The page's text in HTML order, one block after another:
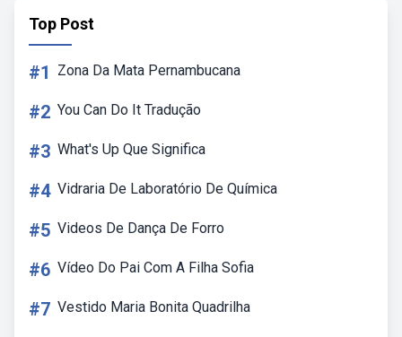
Top Post
#1 Zona Da Mata Pernambucana
#2 You Can Do It Tradução
#3 What's Up Que Significa
#4 Vidraria De Laboratório De Química
#5 Videos De Dança De Forro
#6 Vídeo Do Pai Com A Filha Sofia
#7 Vestido Maria Bonita Quadrilha